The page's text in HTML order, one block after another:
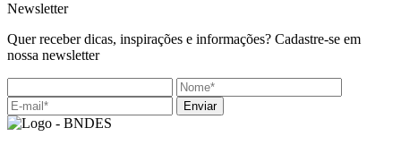
Newsletter
Quer receber dicas, inspirações e informações? Cadastre-se em
nossa newsletter
Enviar